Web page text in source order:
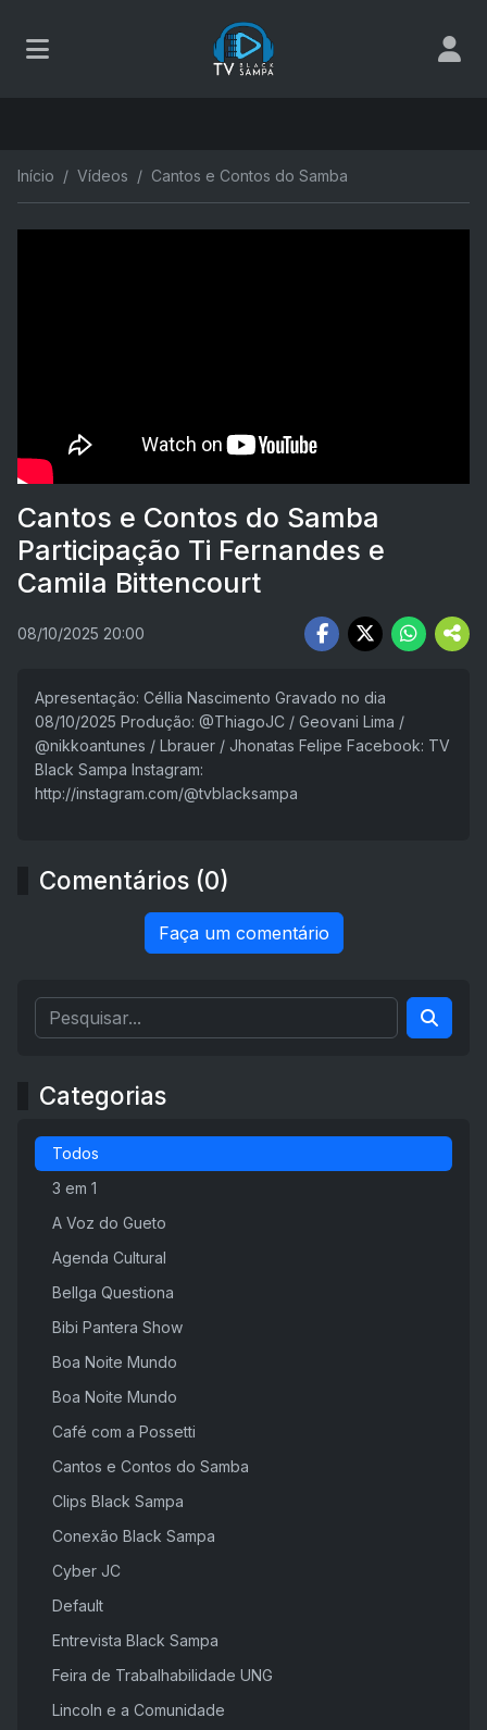
Início Vídeos Cantos e Contos do Samba
Cantos e Contos do Samba
Participação Ti Fernandes e
Camila Bittencourt
08/10/2025 20:00
Apresentação: Céllia Nascimento Gravado no dia
08/10/2025 Produção: @ThiagoJC / Geovani Lima /
@nikkoantunes / Lbrauer / Jhonatas Felipe Facebook: TV
Black Sampa Instagram:
http://instagram.com/@tvblacksampa
Comentários (0)
Faça um comentário
Categorias
Todos
3 em 1
A Voz do Gueto
Agenda Cultural
Bellga Questiona
Bibi Pantera Show
Boa Noite Mundo
Boa Noite Mundo
Café com a Possetti
Cantos e Contos do Samba
Clips Black Sampa
Conexão Black Sampa
Cyber JC
Default
Entrevista Black Sampa
Feira de Trabalhabilidade UNG
Lincoln e a Comunidade